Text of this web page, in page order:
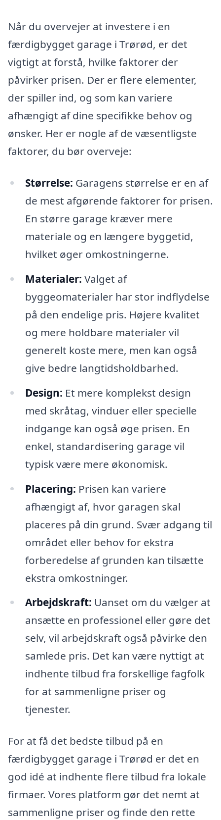
Når du overvejer at investere i en
færdigbygget garage i Trørød, er det
vigtigt at forstå, hvilke faktorer der
påvirker prisen. Der er flere elementer,
der spiller ind, og som kan variere
afhængigt af dine specifikke behov og
ønsker. Her er nogle af de væsentligste
faktorer, du bør overveje:
Størrelse: Garagens størrelse er en af
de mest afgørende faktorer for prisen.
En større garage kræver mere
materiale og en længere byggetid,
hvilket øger omkostningerne.
Materialer: Valget af
byggeomaterialer har stor indflydelse
på den endelige pris. Højere kvalitet
og mere holdbare materialer vil
generelt koste mere, men kan også
give bedre langtidsholdbarhed.
Design: Et mere komplekst design
med skråtag, vinduer eller specielle
indgange kan også øge prisen. En
enkel, standardisering garage vil
typisk være mere økonomisk.
Placering: Prisen kan variere
afhængigt af, hvor garagen skal
placeres på din grund. Svær adgang til
området eller behov for ekstra
forberedelse af grunden kan tilsætte
ekstra omkostninger.
Arbejdskraft: Uanset om du vælger at
ansætte en professionel eller gøre det
selv, vil arbejdskraft også påvirke den
samlede pris. Det kan være nyttigt at
indhente tilbud fra forskellige fagfolk
for at sammenligne priser og
tjenester.
For at få det bedste tilbud på en
færdigbygget garage i Trørød er det en
god idé at indhente flere tilbud fra lokale
firmaer. Vores platform gør det nemt at
sammenligne priser og finde den rette